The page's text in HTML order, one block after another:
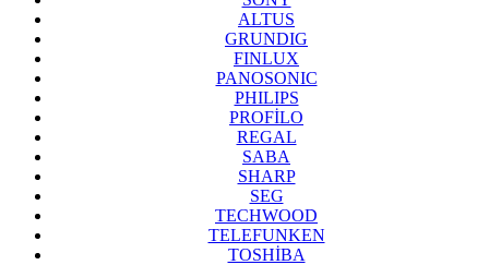
ALTUS
GRUNDIG
FINLUX
PANOSONIC
PHILIPS
PROFİLO
REGAL
SABA
SHARP
SEG
TECHWOOD
TELEFUNKEN
TOSHİBA